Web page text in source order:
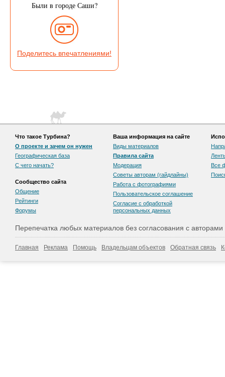
Были в городе Саши?
Поделитесь впечатлениями!
Что такое Турбина?
О проекте и зачем он нужен
Географическая база
С чего начать?
Сообщество сайта
Общение
Рейтинги
Форумы
Ваша информация на сайте
Виды материалов
Правила сайта
Модерация
Советы авторам (гайдлайны)
Работа с фотографиями
Пользовательскоe соглашение
Согласие с обработкой
персональных данных
Все
Перепечатка любых материалов без согласования с
Главная Реклама Помощь Владельцам объектов Обратная связь